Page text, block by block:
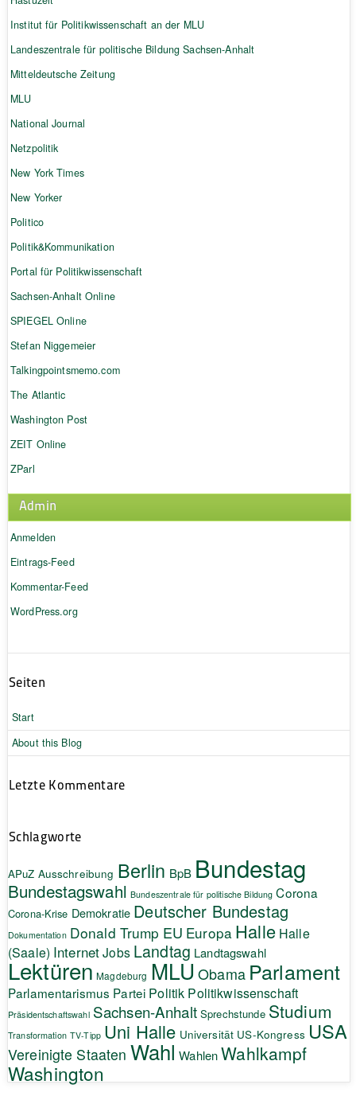
Institut für Politikwissenschaft an der MLU
Landeszentrale für politische Bildung Sachsen-Anhalt
Mitteldeutsche Zeitung
MLU
National Journal
Netzpolitik
New York Times
New Yorker
Politico
Politik&Kommunikation
Portal für Politikwissenschaft
Sachsen-Anhalt Online
SPIEGEL Online
Stefan Niggemeier
Talkingpointsmemo.com
The Atlantic
Washington Post
ZEIT Online
ZParl
Admin
Anmelden
Eintrags-Feed
Kommentar-Feed
WordPress.org
Seiten
Start
About this Blog
Letzte Kommentare
Schlagworte
APuZ Ausschreibung Berlin BpB Bundestag
Bundestagswahl Bundeszentrale für politische Bildung Corona
Corona-Krise Demokratie Deutscher Bundestag
Dokumentation Donald Trump EU Europa Halle Halle
(Saale) InternetJobs Landtag Landtagswahl
Lektüren Magdeburg MLU Obama Parlament
Parlamentarismus Partei Politik Politikwissenschaft
Präsidentschaftswahl Sachsen-Anhalt Sprechstunde Studium
Transformation TV-Tipp Uni Halle Universität US-Kongress USA
Vereinigte Staaten Wahl Wahlen Wahlkampf
Washington